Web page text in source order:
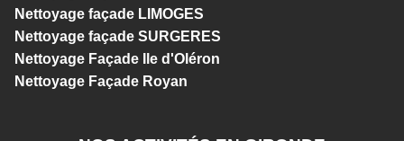
Nettoyage façade LIMOGES
Nettoyage façade SURGERES
Nettoyage Façade Ile d'Oléron
Nettoyage Façade Royan